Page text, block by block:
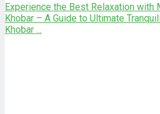
Experience the Best Relaxation with
Khobar – A Guide to Ultimate
Khobar ...